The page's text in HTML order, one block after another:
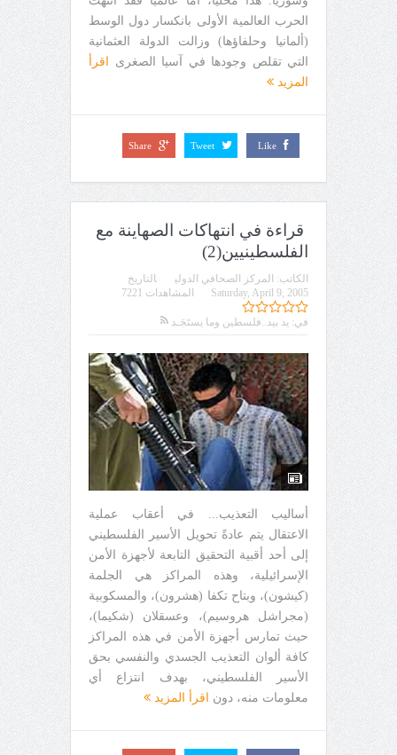
الحرب العالمية الأولى بانكسار دول الوسط
(ألمانيا وحلفاؤها) وزالت الدولة العثمانية
التي تقلص وجودها في آسيا الصغرى
اقرأ
المزيد
Like
Tweet
Share
قراءة في انتهاكات الصهاينة مع
الفلسطينيين(2)
الكاتب: المركز الصحافي الدولي
التاريخ
Saturday, April 9, 2005
في: يد بيد..فلسطين وما يستَجَـد
المشاهدات 7221
أساليب التعذيب... في أعقاب عملية
الاعتقال يتم عادةً تحويل الأسير الفلسطيني
إلى أحد أقبية التحقيق التابعة لأجهزة الأمن
الإسرائيلية، وهذه المراكز هي الجلمة
(كيشون)، وبتاح تكفا (هشرون)، والمسكوبية
(مجراشل هروسيم)، وعسقلان (شكيما)،
حيث تمارس أجهزة الأمن في هذه المراكز
كافة ألوان التعذيب الجسدي والنفسي بحق
الأسير الفلسطيني، بهدف انتزاع أي
معلومات منه، دون
اقرأ المزيد